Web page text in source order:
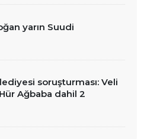
yarın Suudi
soruşturması: Veli
Ağbaba dahil 2